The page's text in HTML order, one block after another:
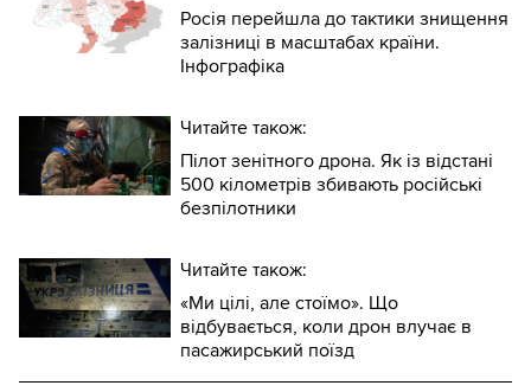
Росія перейшла до тактики знищення
залізниці в масштабах країни.
Інфографіка
Читайте також:
Пілот зенітного дрона. Як із відстані
500 кілометрів збивають російські
безпілотники
Читайте також:
«Ми цілі, але стоїмо». Що
відбувається, коли дрон влучає в
пасажирський поїзд